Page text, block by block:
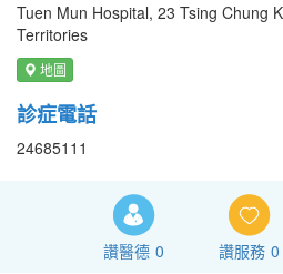
Tuen Mun Hospital, 23 Tsing Chung
Territories
地圖
診症電話
24685111
讚醫德 0 讚服務 0